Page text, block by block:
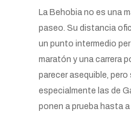
La Behobia no es una
paseo. Su distancia
un punto intermedio
maratón y una carrera
parecer asequible,
especialmente las de
ponen a prueba hasta